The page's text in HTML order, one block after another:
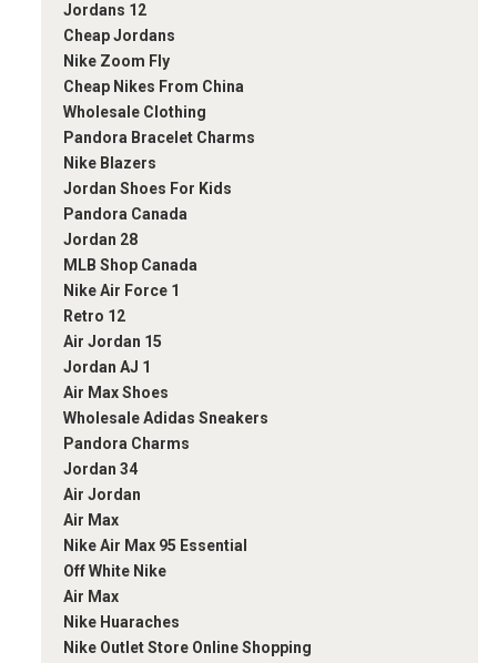
Jordans 12
Cheap Jordans
Nike Zoom Fly
Cheap Nikes From China
Wholesale Clothing
Pandora Bracelet Charms
Nike Blazers
Jordan Shoes For Kids
Pandora Canada
Jordan 28
MLB Shop Canada
Nike Air Force 1
Retro 12
Air Jordan 15
Jordan AJ 1
Air Max Shoes
Wholesale Adidas Sneakers
Pandora Charms
Jordan 34
Air Jordan
Air Max
Nike Air Max 95 Essential
Off White Nike
Air Max
Nike Huaraches
Nike Outlet Store Online Shopping